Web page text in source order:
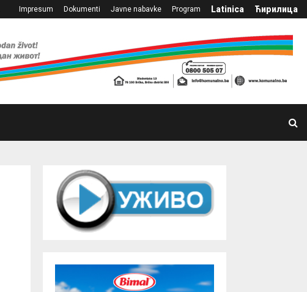
Impresum Dokumenti Javne nabavke Program Latinica Ћирилица